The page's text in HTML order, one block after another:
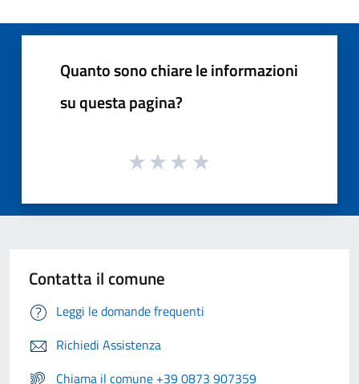
Quanto sono chiare le informazioni
su questa pagina?
Contatta il comune
Leggi le domande frequenti
Richiedi Assistenza
Chiama il comune +39 0873 907359